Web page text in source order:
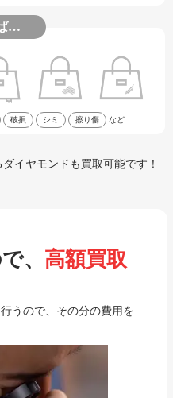
…
破損 シミ 擦り傷 など
イヤモンドも買取可能です！
、 高額買取
うので、その分の費用を